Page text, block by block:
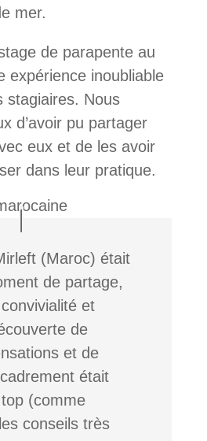
mer.
de parapente au
expérience inoubliable
stagiaires. Nous
d’avoir pu partager
eux et de les avoir
dans leur pratique.
(Maroc) était
de partage,
et
de
et de
était
(comme
conseils très